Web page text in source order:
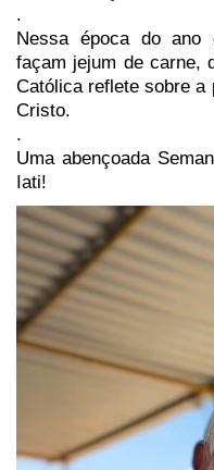
.
Nessa época do ano
façam jejum de carne,
Católica reflete sobre a
Cristo.
.
Uma abençoada
Iati!
Tocador
de
vídeo